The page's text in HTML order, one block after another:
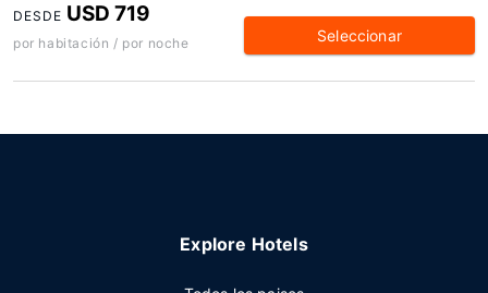
DESDE USD 719
por habitación / por noche Seleccionar
Explore Hotels